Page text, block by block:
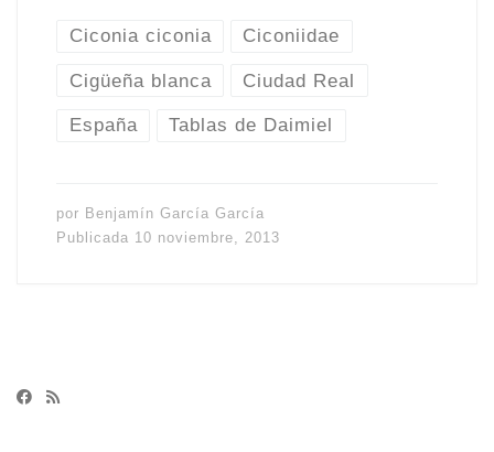
Ciconia ciconia Ciconiidae
Cigüeña blanca Ciudad Real
España Tablas de Daimiel
por Benjamín García García
Publicada 10 noviembre, 2013